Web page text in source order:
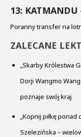
13: KATMANDU
Poranny transfer na
ZALECANE
„Skarby Królestwa
Dorji Wangmo
poznaje swój kraj
„Kopnij piłkę
Szelezińska –